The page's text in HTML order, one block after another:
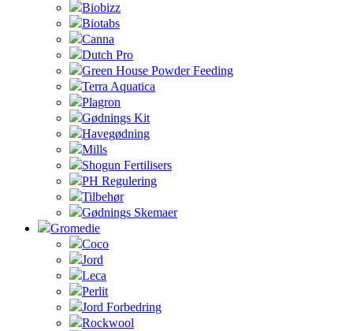
Biobizz
Biotabs
Canna
Dutch Pro
Green House Powder Feeding
Terra Aquatica
Plagron
Gødnings Kit
Havegødning
Mills
Shogun Fertilisers
PH Regulering
Tilbehør
Gødnings Skemaer
Gromedie
Coco
Jord
Leca
Perlit
Jord Forbedring
Rockwool